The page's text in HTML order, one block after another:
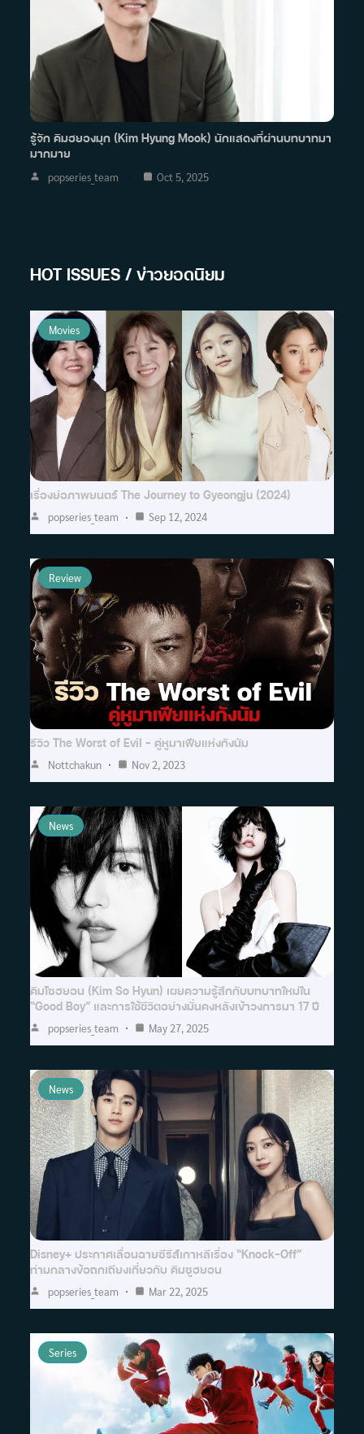
รู้จัก คิมฮยองมุก (Kim Hyung Mook) นักแสดงที่ผ่านบทบาทมา
มากมาย
popseries_team Oct 5, 2025
HOT ISSUES / ข่าวยอดนิยม
Movies
เรื่องย่อภาพยนตร์ The Journey to Gyeongju (2024)
popseries_team Sep 12, 2024
Review
รีวิว The Worst of Evil – คู่หูมาเฟียแห่งกังนัม
Nottchakun Nov 2, 2023
News
คิมโซฮยอน (Kim So Hyun) เผยความรู้สึกกับบทบาทใหม่ใน
“Good Boy” และการใช้ชีวิตอย่างมั่นคงหลังเข้าวงการมา 17 ปี
popseries_team May 27, 2025
News
Disney+ ประกาศเลื่อนฉายซีรีส์เกาหลีเรื่อง “Knock-Off”
ท่ามกลางข้อถกเถียงเกี่ยวกับ คิมซูฮยอน
popseries_team Mar 22, 2025
Series